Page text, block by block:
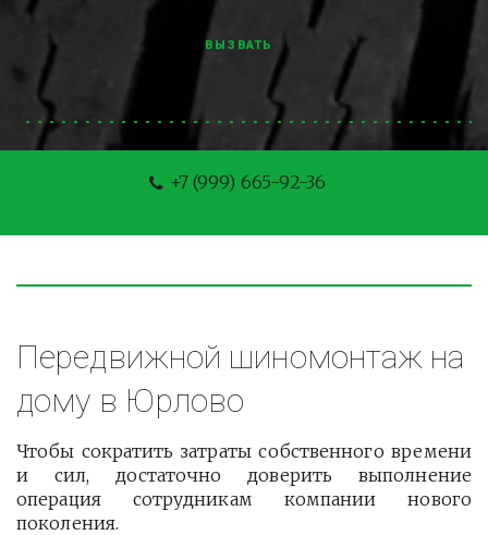
ВЫЗВАТЬ
+7 (999) 665-92-36
Передвижной шиномонтаж на
дому в Юрлово
Чтобы сократить затраты собственного времени
и сил, достаточно доверить выполнение
операция сотрудникам компании нового
поколения.